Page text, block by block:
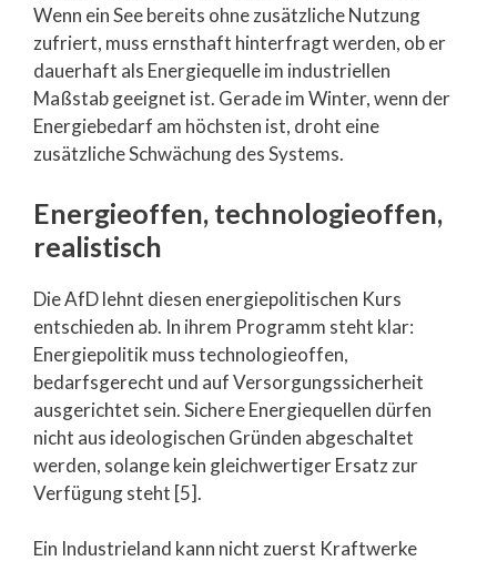
Wenn ein See bereits ohne zusätzliche Nutzung
zufriert, muss ernsthaft hinterfragt werden, ob er
dauerhaft als Energiequelle im industriellen
Maßstab geeignet ist. Gerade im Winter, wenn der
Energiebedarf am höchsten ist, droht eine
zusätzliche Schwächung des Systems.
Energieoffen, technologieoffen,
realistisch
Die AfD lehnt diesen energiepolitischen Kurs
entschieden ab. In ihrem Programm steht klar:
Energiepolitik muss technologieoffen,
bedarfsgerecht und auf Versorgungssicherheit
ausgerichtet sein. Sichere Energiequellen dürfen
nicht aus ideologischen Gründen abgeschaltet
werden, solange kein gleichwertiger Ersatz zur
Verfügung steht [5].
Ein Industrieland kann nicht zuerst Kraftwerke